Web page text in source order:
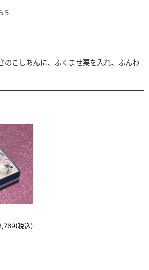
ら
のこしあんに、ふくませ栗を入れ、ふんわ
(税込)